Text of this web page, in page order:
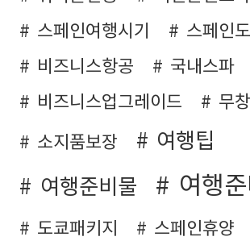
스페인여행시기
스페인
비즈니스항공
국내스파
비즈니스업그레이드
무
소지품보장
여행팁
여행준비물
여행준
도쿄패키지
스페인휴양